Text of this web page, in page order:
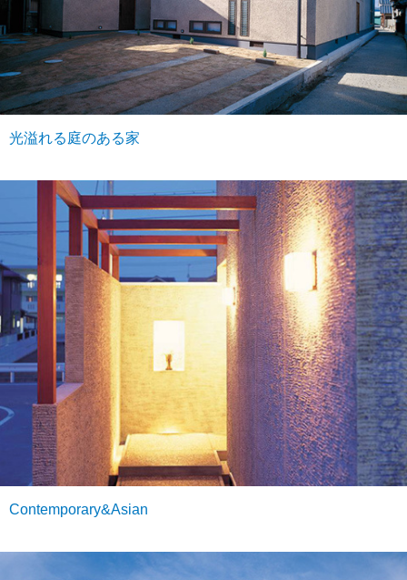
光溢れる庭のある家
Contemporary&Asian